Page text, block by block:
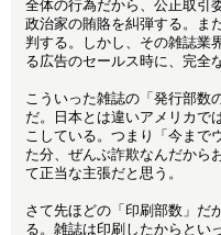
全体の行為だから、公正取引
政治家の賄賂を糾弾する。ま
判する。しかし、その雑誌業
る広告のセールス時に、完全
こういった雑誌の「発行部数
だ。日本とは違いアメリカで
こしている。つまり「今まで
た分、ぜんぶ詐欺なんだから
て正当な主張だと思う。
さて先ほどの「印刷部数」だ
る。雑誌は印刷したからとい